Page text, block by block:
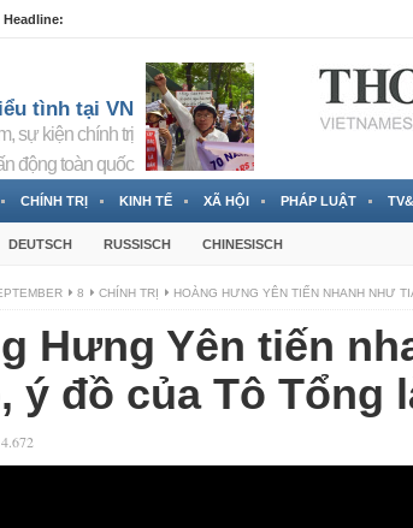
Headline:
tình tại VN
sự kiện chính trị
động toàn quốc
CHÍNH TRỊ KINH TẾ XÃ HỘI PHÁP LUẬT
DEUTSCH RUSSISCH CHINESISCH
8 CHÍNH TRỊ HOÀNG HƯNG YÊN TIẾN NHANH NHƯ
Hưng Yên tiến
ý đồ của Tô Tổng
4.672